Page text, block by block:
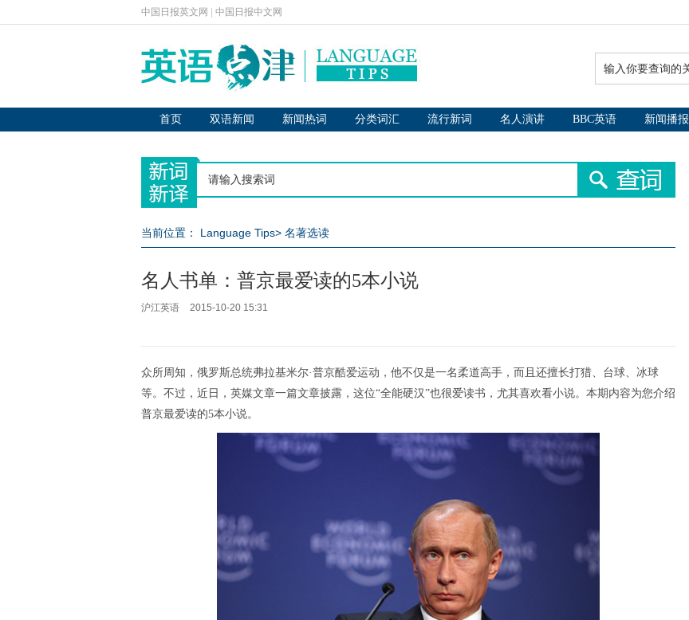
中国日报英文网 中国日报中文网
首页 双语新闻 新闻热词 分类词汇 流行新词 名人演讲 BBC英语 新闻播报
当前位置： Language Tips> 名著选读
名人书单：普京最爱读的5本小说
沪江英语 2015-10-20 15:31
众所周知，俄罗斯总统弗拉基米尔·普京酷爱运动，他不仅是一名柔道高手，而且还擅长打猎、台球、冰球
等。不过，近日，英媒文章一篇文章披露，这位“全能硬汉”也很爱读书，尤其喜欢看小说。本期内容为您介绍
普京最爱读的5本小说。